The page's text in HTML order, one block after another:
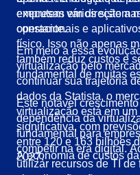
empresas em direção a
constante.
executem vários
operacionais e
físico. Isso não apenas
também reduz custos e
fundamental de muitas
Em meio a essa
virtualização pelo
continuar sua trajetória
dados da Statista, o
virtualização está em
significativa, com
entre 120 e 163 bilhões
2027.
Este notável
dependência da
fundamental para
competir na era digital.
utilizar recursos de TI de
A economia de custos